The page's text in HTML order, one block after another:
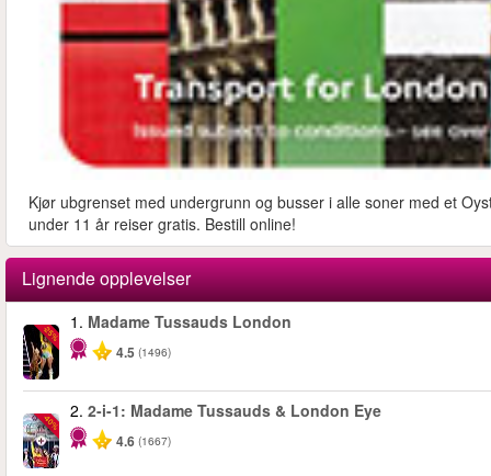
Kjør ubgrenset med undergrunn og busser i alle soner med et
under 11 år reiser gratis. Bestill online!
Lignende opplevelser
-25%
1. Madame Tussauds London
4.5 (1496)
-40%
2. 2-i-1: Madame Tussauds & London Eye
4.6 (1667)